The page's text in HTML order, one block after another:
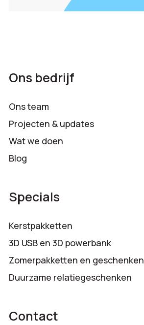
Ons bedrijf
Ons team
Projecten & updates
Wat we doen
Blog
Specials
Kerstpakketten
3D USB en 3D powerbank
Zomerpakketten en geschenken
Duurzame relatiegeschenken
Contact